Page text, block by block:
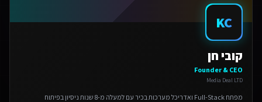
KC
קובי חן
Founder & CEO
Media Deal LTD
מפתח Full-Stack ואדריכל מערכות בכיר עם למעלה מ-8 שנות ניסיון בפיתוח